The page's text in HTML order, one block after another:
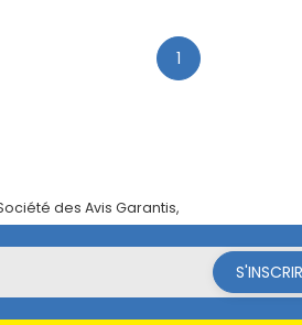
1
des Avis Garantis,